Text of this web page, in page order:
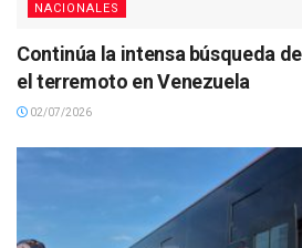
NACIONALES
Continúa la intensa búsqueda
el terremoto en Venezuela
02/07/2026